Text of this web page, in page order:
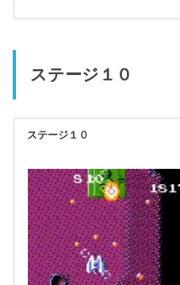
ステージ１０
ステージ１０